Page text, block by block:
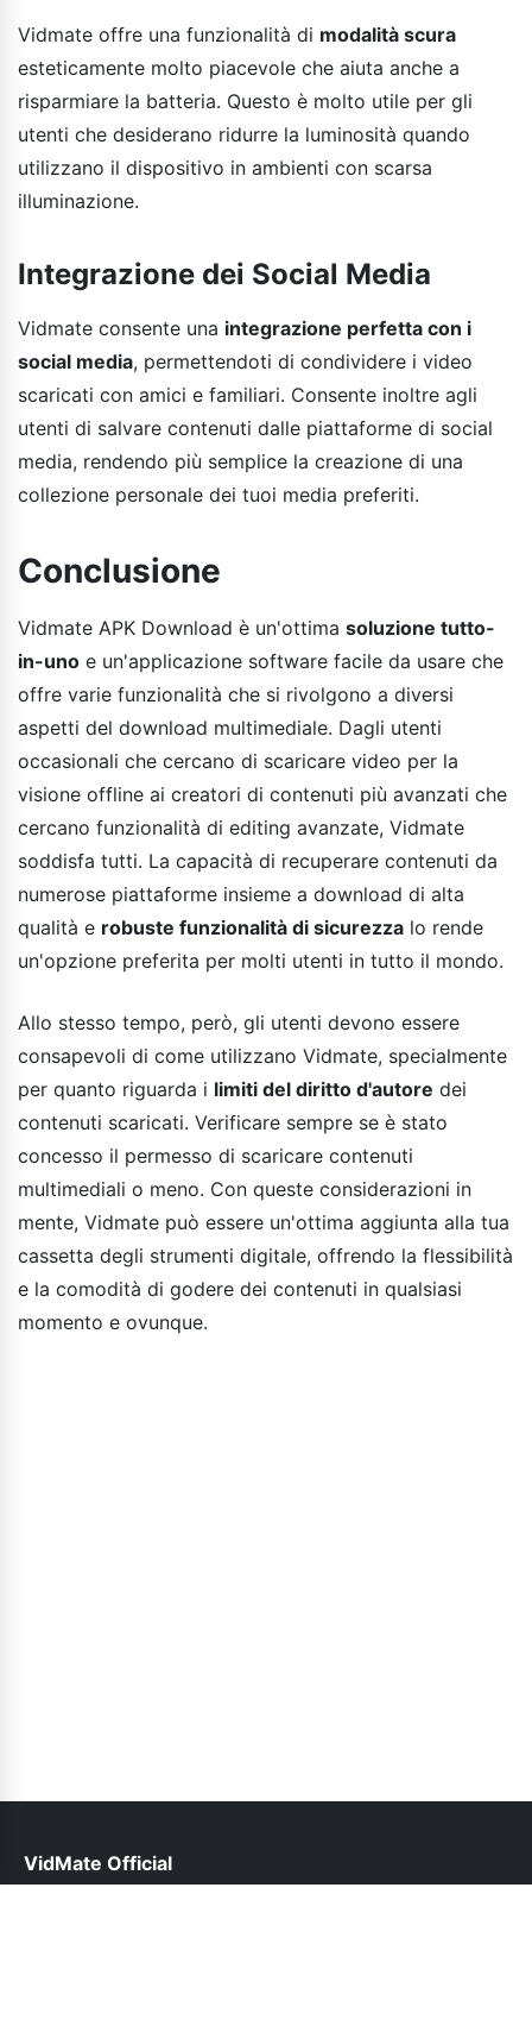
Vidmate offre una funzionalità di modalità scura
esteticamente molto piacevole che aiuta anche a
risparmiare la batteria. Questo è molto utile per gli
utenti che desiderano ridurre la luminosità quando
utilizzano il dispositivo in ambienti con scarsa
illuminazione.
Integrazione dei Social Media
Vidmate consente una integrazione perfetta con i
social media, permettendoti di condividere i video
scaricati con amici e familiari. Consente inoltre agli
utenti di salvare contenuti dalle piattaforme di social
media, rendendo più semplice la creazione di una
collezione personale dei tuoi media preferiti.
Conclusione
Vidmate APK Download è un'ottima soluzione tutto-
in-uno e un'applicazione software facile da usare che
offre varie funzionalità che si rivolgono a diversi
aspetti del download multimediale. Dagli utenti
occasionali che cercano di scaricare video per la
visione offline ai creatori di contenuti più avanzati che
cercano funzionalità di editing avanzate, Vidmate
soddisfa tutti. La capacità di recuperare contenuti da
numerose piattaforme insieme a download di alta
qualità e robuste funzionalità di sicurezza lo rende
un'opzione preferita per molti utenti in tutto il mondo.
Allo stesso tempo, però, gli utenti devono essere
consapevoli di come utilizzano Vidmate, specialmente
per quanto riguarda i limiti del diritto d'autore dei
contenuti scaricati. Verificare sempre se è stato
concesso il permesso di scaricare contenuti
multimediali o meno. Con queste considerazioni in
mente, Vidmate può essere un'ottima aggiunta alla tua
cassetta degli strumenti digitale, offrendo la flessibilità
e la comodità di godere dei contenuti in qualsiasi
momento e ovunque.
VidMate Official